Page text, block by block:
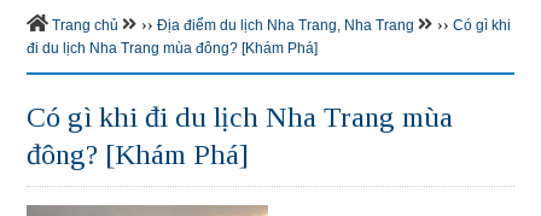
Trang chủ ›› Địa điểm du lịch Nha Trang, Nha Trang ›› Có gì khi
đi du lịch Nha Trang mùa đông? [Khám Phá]
Có gì khi đi du lịch Nha Trang mùa
đông? [Khám Phá]